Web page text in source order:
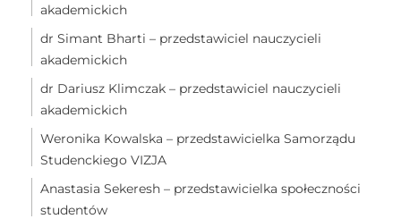
akademickich
dr Simant Bharti – przedstawiciel nauczycieli
akademickich
dr Dariusz Klimczak – przedstawiciel nauczycieli
akademickich
Weronika Kowalska – przedstawicielka Samorządu
Studenckiego VIZJA
Anastasia Sekeresh – przedstawicielka społeczności
studentów